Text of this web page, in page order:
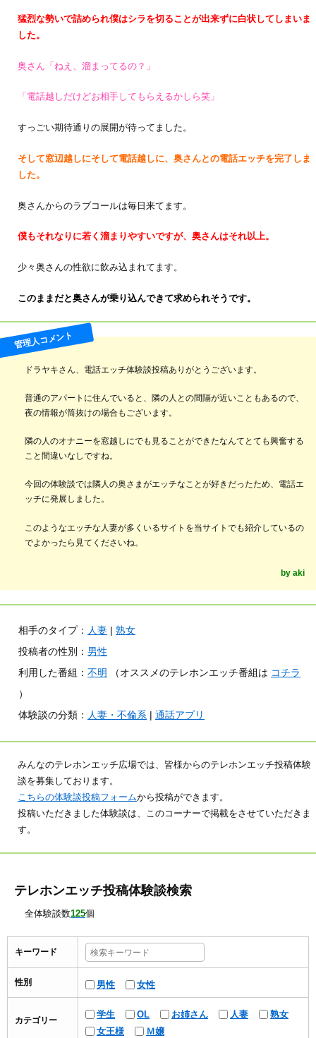
猛烈な勢いで詰められ僕はシラを切ることが出来ずに白状してしまいま
した。
奥さん「ねえ、溜まってるの？」
「電話越しだけどお相手してもらえるかしら笑」
すっごい期待通りの展開が待ってました。
そして窓辺越しにそして電話越しに、奥さんとの電話エッチを完了しま
した。
奥さんからのラブコールは毎日来てます。
僕もそれなりに若く溜まりやすいですが、奥さんはそれ以上。
少々奥さんの性欲に飲み込まれてます。
このままだと奥さんが乗り込んできて求められそうです。
ドラヤキさん、電話エッチ体験談投稿ありがとうございます。
普通のアパートに住んでいると、隣の人との間隔が近いこともあるので、
夜の情報が筒抜けの場合もございます。
隣の人のオナニーを窓越しにでも見ることができたなんてとても興奮する
こと間違いなしですね。
今回の体験談では隣人の奥さまがエッチなことが好きだったため、電話エ
ッチに発展しました。
このようなエッチな人妻が多くいるサイトを当サイトでも紹介しているの
でよかったら見てくださいね。
相手のタイプ： 人妻 | 熟女
投稿者の性別： 男性
利用した番組： 不明 （オススメのテレホンエッチ番組は コチラ
）
体験談の分類： 人妻・不倫系 | 通話アプリ
みんなのテレホンエッチ広場では、皆様からのテレホンエッチ投稿体験
談を募集しております。
こちらの体験談投稿フォームから投稿ができます。
投稿いただきました体験談は、このコーナーで掲載をさせていただきま
す。
テレホンエッチ投稿体験談検索
全体験談数125個
キーワード
性別 男性 女性
カテゴリー
学生 OL お姉さん 人妻
熟女
女王様
Ｍ嬢